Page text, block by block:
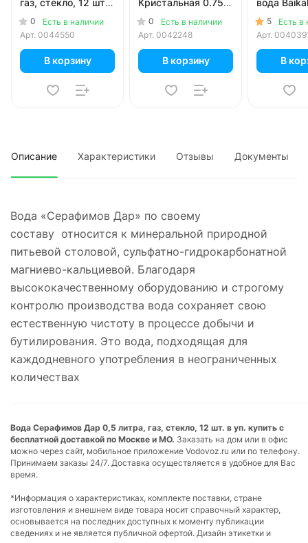
в уп.
0
Есть в наличии
Арт. 0044550
В корзину
литра, без газа,
стекло, 6 шт. в уп.
0
Есть в наличии
Арт. 0042248
В корзину
0.25
стекло,
5
Есть в
Арт.
В
Описание Характеристики Отзывы Документы
Вода «Серафимов Дар» по своему
составу относится к минеральной природной
питьевой столовой, сульфатно-гидрокарбонатной
магниево-кальциевой. Благодаря
высококачественному оборудованию и строгому
контролю производства вода сохраняет свою
естественную чистоту в процессе добычи и
бутилирования. Это вода, подходящая для
каждодневного употребления в неограниченных
количествах
Вода Серафимов Дар 0,5 литра, газ, стекло, 12 шт. в уп. купить с
бесплатной доставкой по Москве и МО. Заказать на дом или в офис
можно через сайт, мобильное приложение Vodovoz.ru или по телефону.
Принимаем заказы 24/7. Доставка осуществляется в удобное для Вас
время.
*Информация о характеристиках, комплекте поставки, стране
изготовления и внешнем виде товара носит справочный характер,
основывается на последних доступных к моменту публикации
сведениях и не является публичной офертой. Дизайн этикетки и